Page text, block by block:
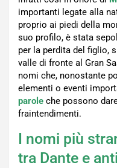
importanti legate alla
proprio ai piedi della
suo profilo, è stata
per la perdita del figlio,
valle di fronte al Gran
nomi che, nonostante
elementi o eventi
parole che possono
fraintendimenti.
I nomi più
tra Dante e